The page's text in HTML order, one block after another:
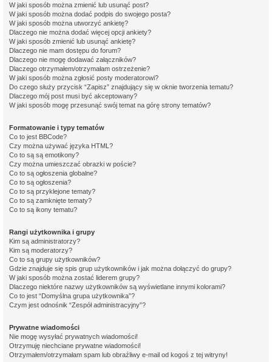
W jaki sposób można zmienić lub usunąć post?
W jaki sposób można dodać podpis do swojego posta?
W jaki sposób można utworzyć ankietę?
Dlaczego nie można dodać więcej opcji ankiety?
W jaki sposób zmienić lub usunąć ankietę?
Dlaczego nie mam dostępu do forum?
Dlaczego nie mogę dodawać załączników?
Dlaczego otrzymałem/otrzymałam ostrzeżenie?
W jaki sposób można zgłosić posty moderatorowi?
Do czego służy przycisk “Zapisz” znajdujący się w oknie tworzenia tematu?
Dlaczego mój post musi być akceptowany?
W jaki sposób mogę przesunąć swój temat na górę strony tematów?
Formatowanie i typy tematów
Co to jest BBCode?
Czy można używać języka HTML?
Co to są są emotikony?
Czy można umieszczać obrazki w poście?
Co to są ogłoszenia globalne?
Co to są ogłoszenia?
Co to są przyklejone tematy?
Co to są zamknięte tematy?
Co to są ikony tematu?
Rangi użytkownika i grupy
Kim są administratorzy?
Kim są moderatorzy?
Co to są grupy użytkowników?
Gdzie znajduje się spis grup użytkowników i jak można dołączyć do grupy?
W jaki sposób można zostać liderem grupy?
Dlaczego niektóre nazwy użytkowników są wyświetlane innymi kolorami?
Co to jest “Domyślna grupa użytkownika”?
Czym jest odnośnik “Zespół administracyjny”?
Prywatne wiadomości
Nie mogę wysyłać prywatnych wiadomości!
Otrzymuję niechciane prywatne wiadomości!
Otrzymałem/otrzymałam spam lub obraźliwy e-mail od kogoś z tej witryny!